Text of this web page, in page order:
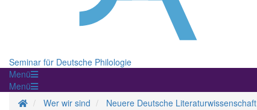
Seminar für Deutsche Philologie
Menü
Menü
Startseite
Wer wir sind Neuere Deutsche Literaturwissenschaft